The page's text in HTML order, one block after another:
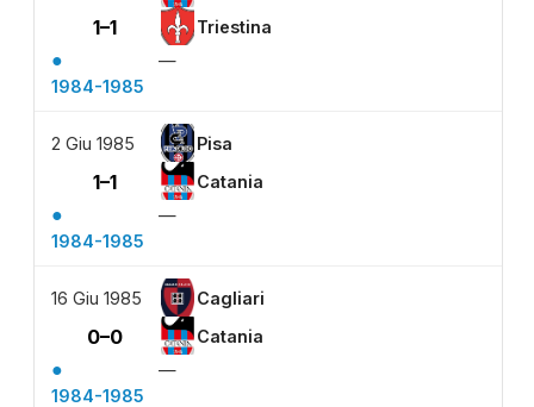
1–1 Triestina
●
—
1984-1985
2 Giu 1985 Pisa
1–1 Catania
●
—
1984-1985
16 Giu 1985 Cagliari
0–0 Catania
●
—
1984-1985